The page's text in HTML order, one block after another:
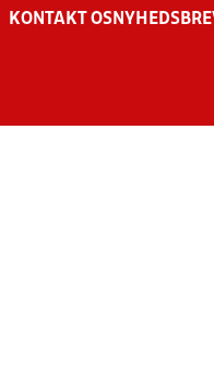
KONTAKT OS